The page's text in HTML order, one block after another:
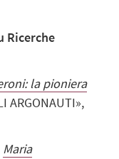
Ricerche
la pioniera
ARGONAUTI»,
Maria